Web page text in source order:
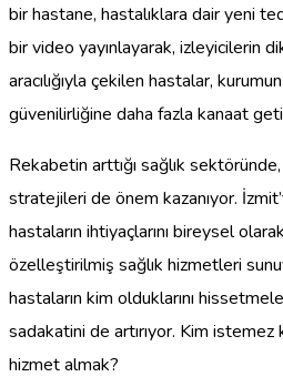
bir hastane, hastalıklara dair yeni
bir video yayınlayarak, izleyicilerin
aracılığıyla çekilen hastalar,
güvenilirliğine daha fazla kanaat
Rekabetin arttığı sağlık
stratejileri de önem kazanıyor.
hastaların ihtiyaçlarını bireysel
özelleştirilmiş sağlık hizmetleri
hastaların kim olduklarını
sadakatini de artırıyor. Kim
hizmet almak?